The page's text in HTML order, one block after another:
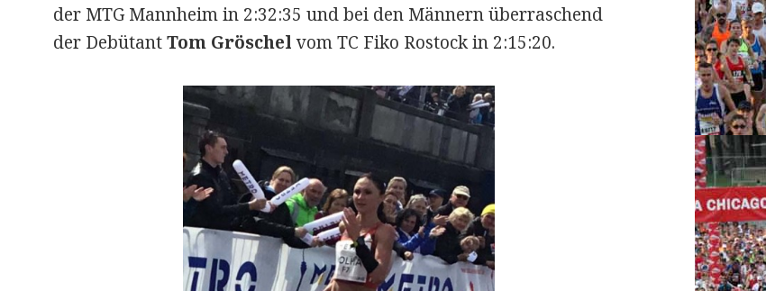
der MTG Mannheim in 2:32:35 und bei den Männern überraschend
der DebütantTom Gröschelvom TC Fiko Rostock in 2:15:20.